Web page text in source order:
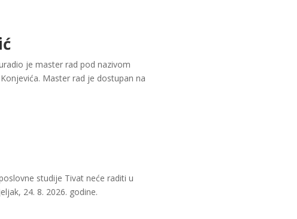
je master rad pod nazivom
Master rad je dostupan na
studije Tivat neće raditi u
24. 8. 2026. godine.